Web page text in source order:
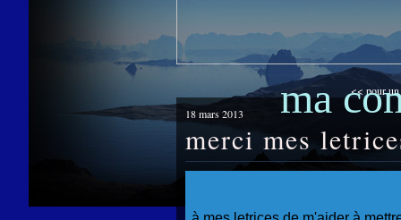
ma << pour un
18 mars 2013
merci mes